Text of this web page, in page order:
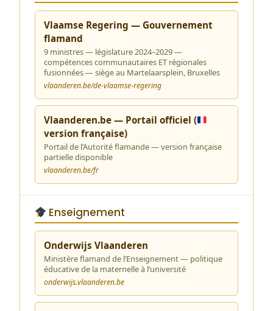
Vlaamse Regering — Gouvernement
flamand
9 ministres — législature 2024–2029 —
compétences communautaires ET régionales
fusionnées — siège au Martelaarsplein, Bruxelles
vlaanderen.be/de-vlaamse-regering
Vlaanderen.be — Portail officiel (
version française)
Portail de l’Autorité flamande — version française
partielle disponible
vlaanderen.be/fr
Enseignement
Onderwijs Vlaanderen
Ministère flamand de l’Enseignement — politique
éducative de la maternelle à l’université
onderwijs.vlaanderen.be